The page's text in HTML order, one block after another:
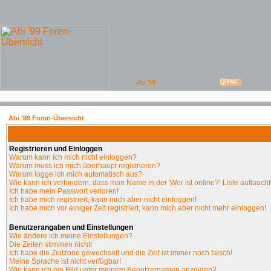
Abi '99 Foren-Übersicht
Registrieren und Einloggen
Warum kann ich mich nicht einloggen?
Warum muss ich mich überhaupt registrieren?
Warum logge ich mich automatisch aus?
Wie kann ich verhindern, dass man Name in der 'Wer ist online?'-Liste
Ich habe mein Passwort verloren!
Ich habe mich registriert, kann mich aber nicht einloggen!
Ich habe mich vor einiger Zeit registriert, kann mich aber nicht mehr einloggen!
Benutzerangaben und Einstellungen
Wie ändere ich meine Einstellungen?
Die Zeiten stimmen nicht!
Ich habe die Zeitzone gewechselt und die Zeit ist immer noch falsch!
Meine Sprache ist nicht verfügbar!